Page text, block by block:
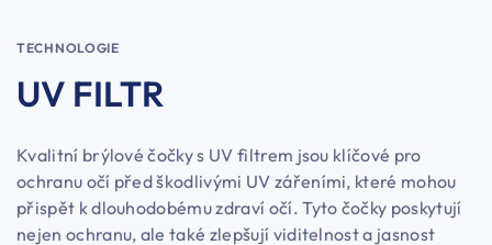
TECHNOLOGIE
UV FILTR
Kvalitní brýlové čočky s UV filtrem jsou klíčové pro
ochranu očí před škodlivými UV zářeními, které mohou
přispět k dlouhodobému zdraví očí. Tyto čočky poskytují
nejen ochranu, ale také zlepšují viditelnost a jasnost